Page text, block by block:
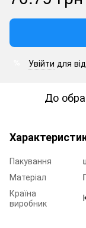
Увійти для
До
Пакування
Матеріал
Країна
виробник